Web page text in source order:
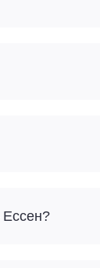
Ессен?